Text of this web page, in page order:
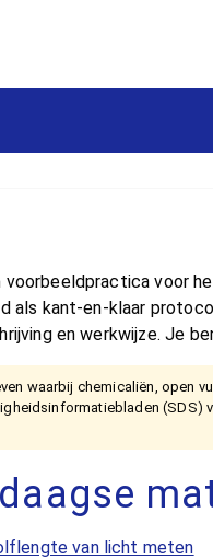
voor
kant-en-klaar
en werkwijze. Je
waarbij chemicaliën, open
van licht meten